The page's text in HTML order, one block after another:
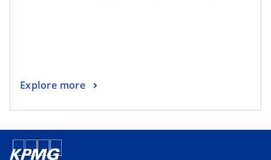
Explore more